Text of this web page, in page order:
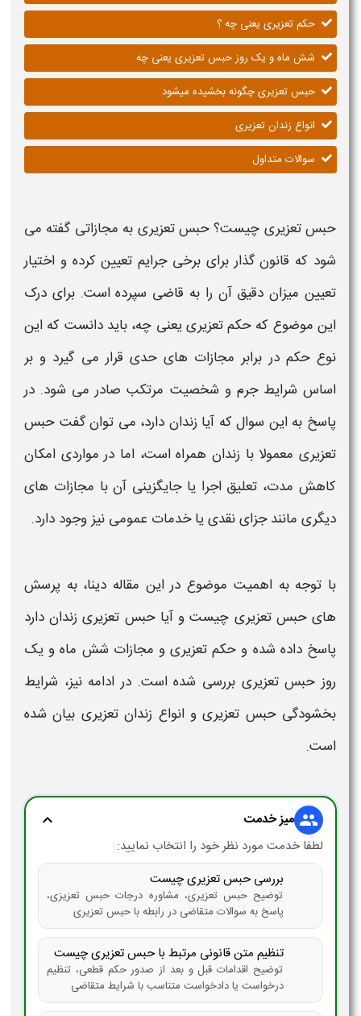
حکم تعزیری یعنی چه ؟
شش ماه و یک روز حبس تعزیری یعنی چه
حبس تعزیری چگونه بخشیده میشود
انواع زندان تعزیری
سوالات متداول
حبس تعزیری چیست؟حبس تعزیری به مجازاتی گفته می
شود که قانون گذار برای برخی جرایم تعیین کرده و اختیار
تعیین میزان دقیق آن را به قاضی سپرده است. برای درک
این موضوع که حکم تعزیری یعنی چه، باید دانست که این
نوعحکمدر برابر مجازات های حدی قرار می گیرد و بر
اساس شرایط جرم و شخصیت مرتکب صادر می شود. در
پاسخ به این سوال که آیا زندان دارد، می توان گفت حبس
تعزیریمعمولا با زندان همراه است، اما در مواردی امکان
کاهش مدت، تعلیق اجرا یا جایگزینی آن با مجازات های
دیگری مانند جزای نقدی یا خدمات عمومی نیز وجود دارد.
با توجه به اهمیت موضوع در این مقاله دینا، به پرسش
هایحبس تعزیری چیستوآیا حبس تعزیری زندان دارد
پاسخ داده شده و حکم تعزیریو مجازات شش ماه و یک
روز حبس تعزیری بررسی شده است. در ادامه نیز، شرایط
بخشودگیحبس تعزیریو انواع زندان تعزیری بیان شده
است.
group میز خدمت expand_more
لطفا خدمت مورد نظر خود را انتخاب نمایید:
بررسی حبس تعزیری چیست
توضیح حبس تعزیری، مشاوره درجات حبس تعزیزی،
پاسخ به سوالات متقاضی در رابطه با حبس تعزیری
تنظیم متن قانونی مرتبط با حبس تعزیری چیست
توضیح اقدامات قبل و بعد از صدور حکم قطعی، تنظیم
درخواست یا دادخواست متناسب با شرایط متقاضی